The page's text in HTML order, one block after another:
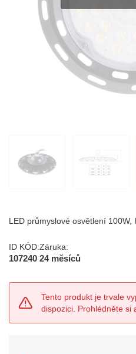
LED průmyslové osvětlení
ID KÓD:
107240
Záruka:
24 měsíců
Tento produkt je trvale
dispozici. Prohlédněte si